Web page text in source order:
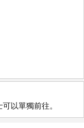
以單獨前往。